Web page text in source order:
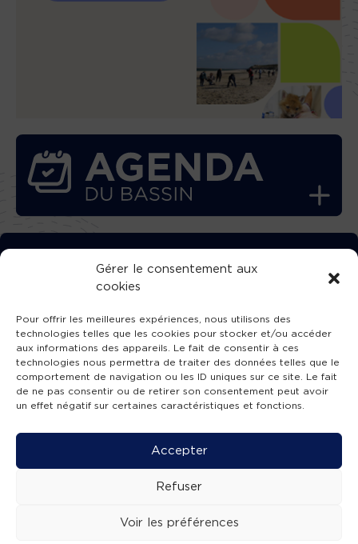
Gérer le consentement aux
cookies
Pour offrir les meilleures expériences, nous utilisons des
technologies telles que les cookies pour stocker et/ou accéder
aux informations des appareils. Le fait de consentir à ces
technologies nous permettra de traiter des données telles que le
comportement de navigation ou les ID uniques sur ce site. Le fait
de ne pas consentir ou de retirer son consentement peut avoir
un effet négatif sur certaines caractéristiques et fonctions.
Accepter
Refuser
Voir les préférences
TÉLÉCHARGEZ GRATUITEMENT
L’APPLICATION TVBA !
SUIVEZ-NOUS !
Mentions légales -Accessibilité